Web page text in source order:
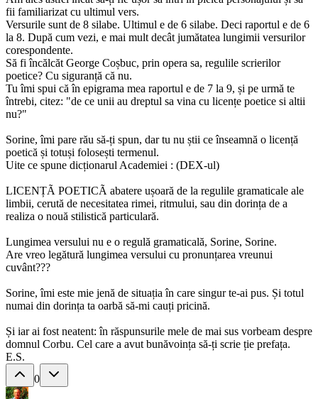
fii familiarizat cu ultimul vers.
Versurile sunt de 8 silabe. Ultimul e de 6 silabe. Deci raportul e de 6
la 8. După cum vezi, e mai mult decât jumătatea lungimii versurilor
corespondente.
Să fi încălcăt George Coșbuc, prin opera sa, regulile scrierilor
poetice? Cu siguranță că nu.
Tu îmi spui că în epigrama mea raportul e de 7 la 9, și pe urmă te
întrebi, citez: "de ce unii au dreptul sa vina cu licențe poetice si altii
nu?"
Sorine, îmi pare rău să-ți spun, dar tu nu știi ce înseamnă o licență
poetică și totuși folosești termenul.
Uite ce spune dicționarul Academiei : (DEX-ul)
LICENȚÃ POETICÃ abatere ușoară de la regulile gramaticale ale
limbii, cerută de necesitatea rimei, ritmului, sau din dorința de a
realiza o nouă stilistică particulară.
Lungimea versului nu e o regulă gramaticală, Sorine, Sorine.
Are vreo legătură lungimea versului cu pronunțarea vreunui
cuvânt???
Sorine, îmi este mie jenă de situația în care singur te-ai pus. Și totul
numai din dorința ta oarbă să-mi cauți pricină.
Și iar ai fost neatent: în răspunsurile mele de mai sus vorbeam despre
domnul Corbu. Cel care a avut bunăvoința să-ți scrie ție prefața.
E.S.
0